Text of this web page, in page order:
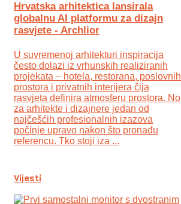
Hrvatska arhitektica lansirala
globalnu AI platformu za dizajn
rasvjete - Archlior
U suvremenoj arhitekturi inspiracija
često dolazi iz vrhunskih realiziranih
projekata – hotela, restorana, poslovnih
prostora i privatnih interijera čija
rasvjeta definira atmosferu prostora. No
za arhitekte i dizajnere jedan od
najčešćih profesionalnih izazova
počinje upravo nakon što pronađu
referencu. Tko stoji iza ...
Vijesti